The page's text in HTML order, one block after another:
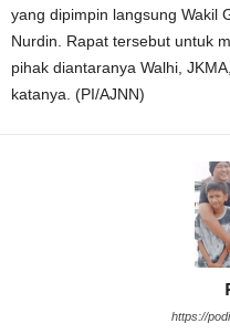
yang dipimpin langsung Wakil
Nurdin. Rapat tersebut untuk
pihak diantaranya Walhi,
katanya. (PI/AJNN)
https://